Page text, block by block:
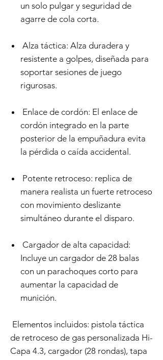
un solo pulgar y seguridad de
agarre de cola corta.
Alza táctica: Alza duradera y
resistente a golpes, diseñada para
soportar sesiones de juego
rigurosas.
Enlace de cordón: El enlace de
cordón integrado en la parte
posterior de la empuñadura evita
la pérdida o caída accidental.
Potente retroceso: replica de
manera realista un fuerte retroceso
con movimiento deslizante
simultáneo durante el disparo.
Cargador de alta capacidad:
Incluye un cargador de 28 balas
con un parachoques corto para
aumentar la capacidad de
munición.
Elementos incluidos: pistola táctica
de retroceso de gas personalizada Hi-
Capa 4.3, cargador (28 rondas), tapa